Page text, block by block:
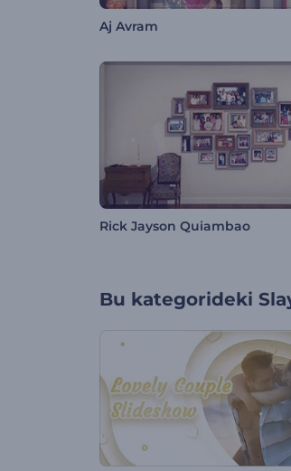
Aj Avram
Rick Jayson Quiambao
Bu kategorideki